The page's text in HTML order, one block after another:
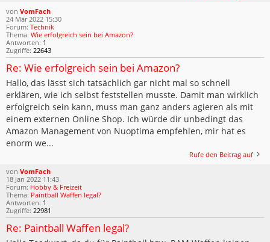
von VomFach
24 Mär 2022 15:30
Forum: Technik
Thema: Wie erfolgreich sein bei Amazon?
Antworten: 1
Zugriffe: 22643
Re: Wie erfolgreich sein bei Amazon?
Hallo, das lässt sich tatsächlich gar nicht mal so schnell
erklären, wie ich selbst feststellen musste. Damit man wirklich
erfolgreich sein kann, muss man ganz anders agieren als mit
einem externen Online Shop. Ich würde dir unbedingt das
Amazon Management von Nuoptima empfehlen, mir hat es
enorm we...
Rufe den Beitrag auf
von VomFach
18 Jan 2022 11:43
Forum: Hobby & Freizeit
Thema: Paintball Waffen legal?
Antworten: 1
Zugriffe: 22981
Re: Paintball Waffen legal?